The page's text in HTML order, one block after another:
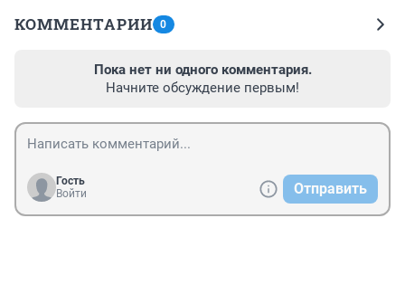
КОММЕНТАРИИ 0
Пока нет ни одного комментария.
Начните обсуждение первым!
Гость
Войти
Отправить